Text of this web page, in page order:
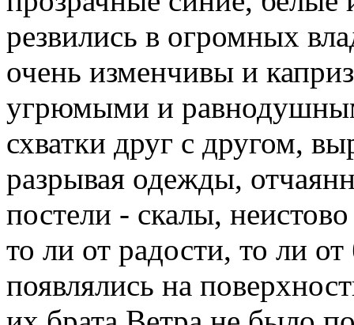
резвились в огромных
очень изменчивы и
угрюмыми и
схватки друг с другом,
разрывая одежды,
постели - скалы,
то ли от радости, то ли
появлялись на